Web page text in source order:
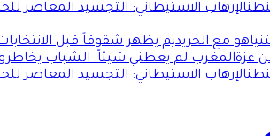
الإرهاب الاستيطاني: التجسيد المعاصر
مع الحريديم يظهر شقوقاً قبل
غزةالمغرب لم يعطني شيئاً: الشباب
الإرهاب الاستيطاني: التجسيد المعاصر